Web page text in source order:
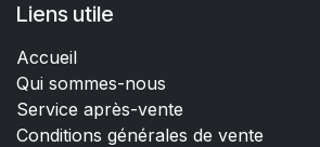
Liens utile
Accueil
Qui sommes-nous
Service après-vente
Conditions générales de vente